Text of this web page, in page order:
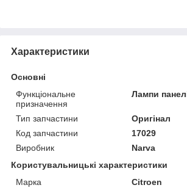
Характеристики
Основні
Функціональне
призначення
Лампи
Тип запчастини
Оригінал
Код запчастини
17029
Виробник
Narva
Користувальницькі характеристики
Марка
Citroen